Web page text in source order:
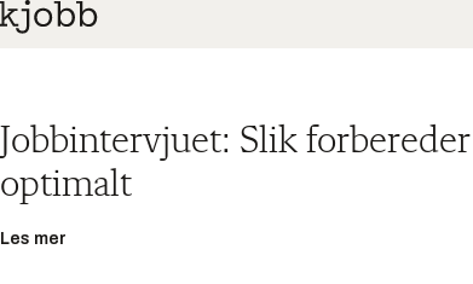
Jobbintervjuet: Slik
optimalt
Les mer